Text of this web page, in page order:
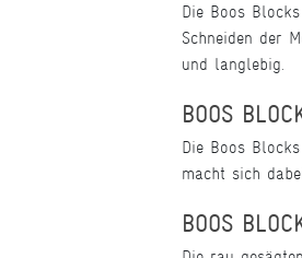
Die Boos
Schneiden der
und langlebig.
BOOS
Die Boos
macht sich
BOOS